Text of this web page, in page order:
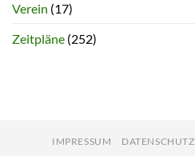
Verein (17)
Zeitpläne (252)
IMPRESSUM DATENSCHUTZ